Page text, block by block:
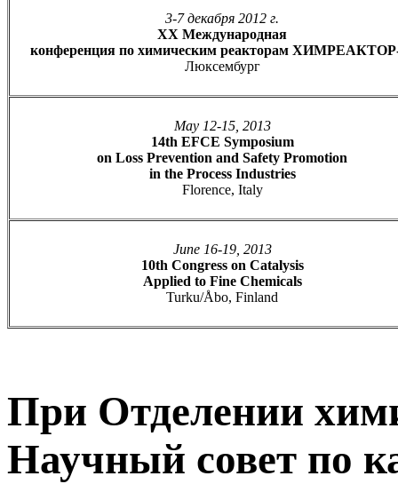
3-7 декабря 2012 г.
XX Международная
конференция по химическим реакторам
Люксембург
May 12-15, 2013
14th EFCE Symposium
on Loss Prevention and Safety Promotion
in the Process Industries
Florence, Italy
June 16-19, 2013
10th Congress on Catalysis
Applied to Fine Chemicals
Turku/Åbo, Finland
При Отделении
Научный совет по